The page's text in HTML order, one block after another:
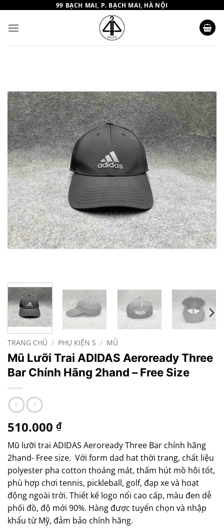
nội
dung
99 BẠCH MAI, P. BẠCH MAI, HÀ NỘI
TRANG CHỦ / PHỤ KIỆN S / MŨ
Mũ Lưỡi Trai ADIDAS Aeroready Three
Bar Chính Hãng 2hand – Free Size
510.000 ₫
Mũ lưỡi trai ADIDAS Aeroready Three Bar chính hãng
2hand- Free size. Với form dad hat thời trang, chất liệu
polyester pha cotton thoáng mát, thấm hút mồ hôi tốt,
phù hợp chơi tennis, pickleball, golf, đạp xe và hoạt
động ngoài trời. Thiết kế logo nổi cao cấp, màu đen dễ
phối đồ, độ mới 90%. Hàng được tuyển chọn và nhập
khẩu từ Mỹ, đảm bảo chính hãng.